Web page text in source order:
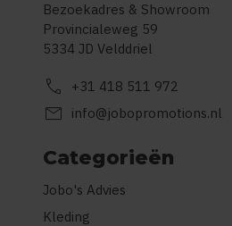
Bezoekadres & Showroom
Provincialeweg 59
5334 JD Velddriel
call +31 418 511 972
mail info@jobopromotions.nl
Categorieën
Jobo's Advies
Kleding